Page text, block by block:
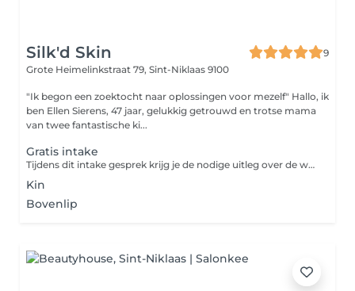
Silk'd Skin
9
Grote Heimelinkstraat 79, Sint-Niklaas 9100
"Ik begon een zoektocht naar oplossingen voor mezelf" Hallo, ik
ben Ellen Sierens, 47 jaar, gelukkig getrouwd en trotse mama
van twee fantastische ki...
Gratis intake
Tijdens dit intake gesprek krijg je de nodige uitleg over de werking van de laser en het te volgen traject. Laat de haren staan op de te behandelen zone of alvast een stukje zodat ik de de kleur en dikte van de haren kan zien. Er wordt ook een stukje gelaserd zodat u dit eens kan aanvoelen om daarna u definitieve beslissing te maken.
Kin
Bovenlip